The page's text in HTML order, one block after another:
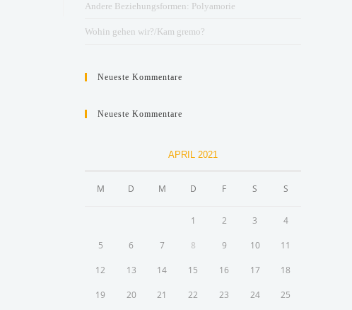
Andere Beziehungsformen: Polyamorie
Wohin gehen wir?/Kam gremo?
Neueste Kommentare
Neueste Kommentare
APRIL 2021
M D M D F S S
1 2 3 4
5 6 7 8 9 10 11
12 13 14 15 16 17 18
19 20 21 22 23 24 25